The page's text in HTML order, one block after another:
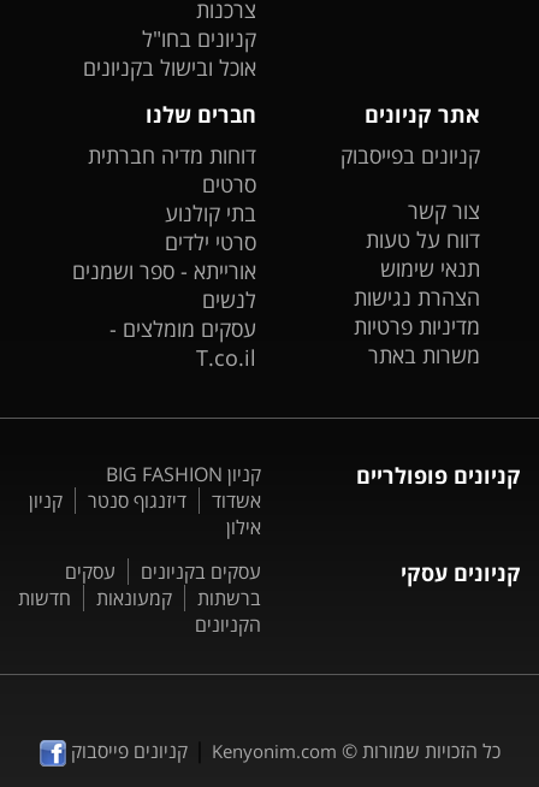
צרכנות
קניונים בחו"ל
אוכל ובישול בקניונים
אתר קניונים
קניונים בפייסבוק
צור קשר
דווח על טעות
תנאי שימוש
הצהרת נגישות
מדיניות פרטיות
משרות באתר
חברים שלנו
דוחות מדיה חברתית
סרטים
בתי קולנוע
סרטי ילדים
אורייתא - ספר ושמנים
לנשים
עסקים מומלצים -
T.co.il
קניונים פופולריים
קניון BIG FASHION
אשדוד
דיזנגוף סנטר
קניון
אילון
קניונים עסקי עסקים בקניונים
עסקים
ברשתות
קמעונאות
חדשות
הקניונים
כל הזכויות שמורות © Kenyonim.com
|קניונים פייסבוק